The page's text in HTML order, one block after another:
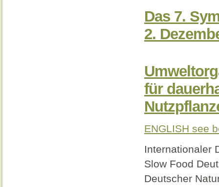
Das 7.
2.
für
ENGLISH see
Internationaler
Slow Food
Deutscher